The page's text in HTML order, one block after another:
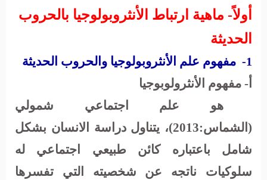
أولاً- ماهية ارتباط الأنثروبولوجيا بالحروب
الحديثة
1-
مفهوم علم الأنثروبولوجيا والحروب الحديثة
أ- مفهوم الأنثرولوبوجيا
هو علم اجتماعي شمولي
(الشماس:2013)، يتناول دراسة الانسان بشكل
شامل باعتباره كائن طبيعي اجتماعي له
سلوكيات ناتجه عن شخصيته التي تفسرها